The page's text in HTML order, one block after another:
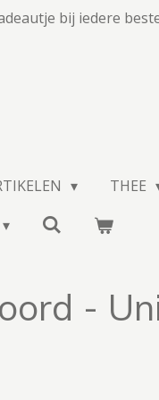
bij iedere
THEE
-